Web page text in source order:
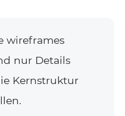
wireframes
nur Details
Kernstruktur